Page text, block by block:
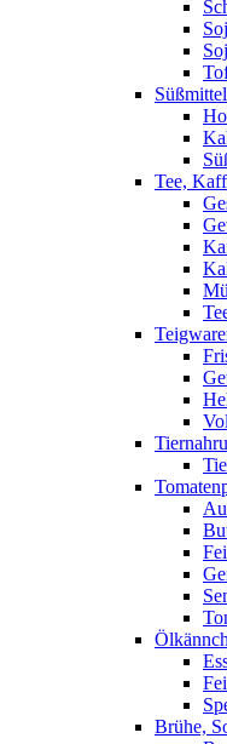
Süßmittel
Tee,
Brühe,